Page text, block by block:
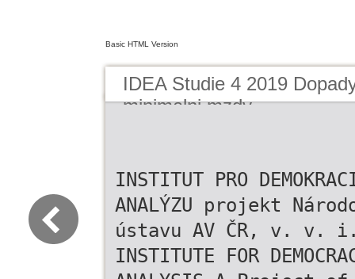
Basic HTML Version
IDEA Studie 4 2019
minimalni mzdy
INSTITUT PRO
ANALÝZU projekt
ústavu AV ČR, v. v.
INSTITUTE FOR